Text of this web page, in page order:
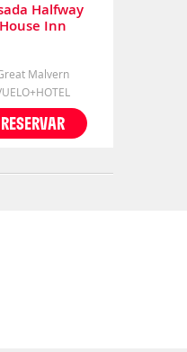
Halfway
House Inn
Malvern
RESERVAR